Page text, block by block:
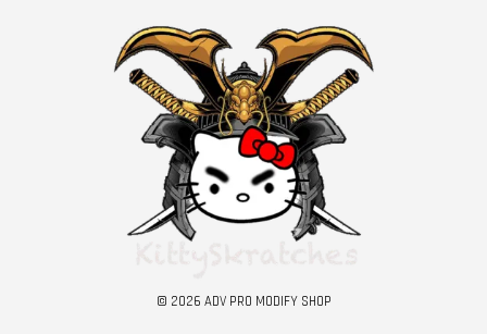
© 2026 ADV PRO MODIFY SHOP